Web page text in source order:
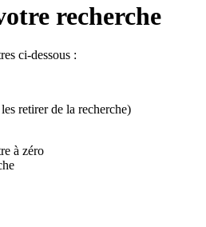
recherche
ci-dessous :
retirer de la recherche)
à zéro